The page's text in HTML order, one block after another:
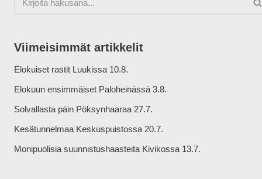
Viimeisimmät artikkelit
Elokuiset rastit Luukissa 10.8.
Elokuun ensimmäiset Paloheinässä 3.8.
Solvallasta päin Pöksynhaaraa 27.7.
Kesätunnelmaa Keskuspuistossa 20.7.
Monipuolisia suunnistushaasteita Kivikossa 13.7.